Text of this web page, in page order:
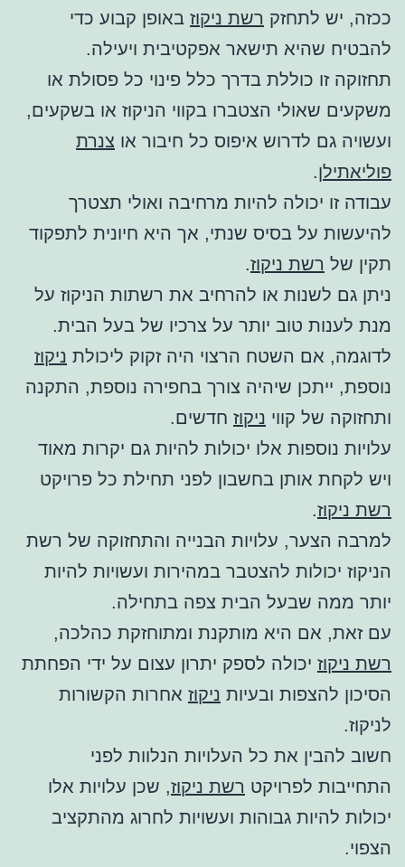
ככזה, יש לתחזק רשת ניקוז באופן קבוע כדי
להבטיח שהיא תישאר אפקטיבית ויעילה.
תחזוקה זו כוללת בדרך כלל פינוי כל פסולת או
משקעים שאולי הצטברו בקווי הניקוז או בשקעים,
ועשויה גם לדרוש איפוס כל חיבור או צנרת
פוליאתילן.
עבודה זו יכולה להיות מרחיבה ואולי תצטרך
להיעשות על בסיס שנתי, אך היא חיונית לתפקוד
תקין של רשת ניקוז.
ניתן גם לשנות או להרחיב את רשתות הניקוז על
מנת לענות טוב יותר על צרכיו של בעל הבית.
לדוגמה, אם השטח הרצוי היה זקוק ליכולת ניקוז
נוספת, ייתכן שיהיה צורך בחפירה נוספת, התקנה
ותחזוקה של קווי ניקוז חדשים.
עלויות נוספות אלו יכולות להיות גם יקרות מאוד
ויש לקחת אותן בחשבון לפני תחילת כל פרויקט
רשת ניקוז.
למרבה הצער, עלויות הבנייה והתחזוקה של רשת
הניקוז יכולות להצטבר במהירות ועשויות להיות
יותר ממה שבעל הבית צפה בתחילה.
עם זאת, אם היא מותקנת ומתוחזקת כהלכה,
רשת ניקוז יכולה לספק יתרון עצום על ידי הפחתת
הסיכון להצפות ובעיות ניקוז אחרות הקשורות
לניקוז.
חשוב להבין את כל העלויות הנלוות לפני
התחייבות לפרויקט רשת ניקוז, שכן עלויות אלו
יכולות להיות גבוהות ועשויות לחרוג מהתקציב
הצפוי.